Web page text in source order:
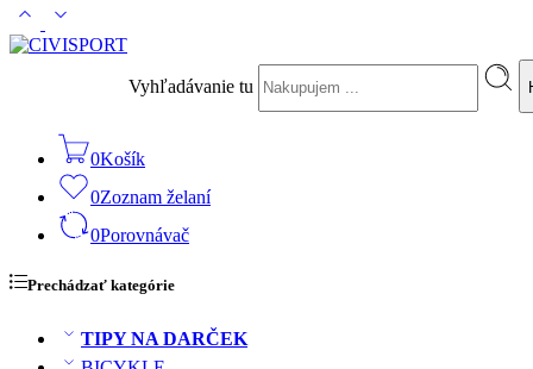
Vyhľadávanie tu
0Košík
0Zoznam želaní
0Porovnávač
Prechádzať kategórie
TIPY NA DARČEK